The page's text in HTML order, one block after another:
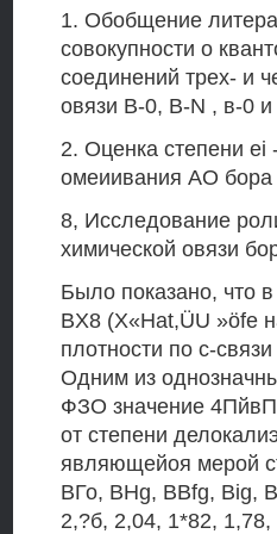
1. Обобщение
совокупности о
соединений трех- и
овязи В-0, B-N , в-0
2. Оценка степени ei
омеиивания АО бора
8, Исследование
химической овязи
Было показано, что
BX8 (X«Hat,ÜU »öfe
плотности по с-
Одним из
ФЗО значение
от степени
являющейоя мерой
ВГо, BHg, BBfg, Big,
2,?б, 2,04, 1*82,